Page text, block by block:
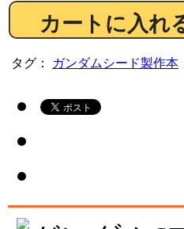
タグ： ガンダムシード製作本